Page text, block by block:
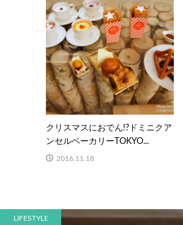
クリスマスにおでん!?ドミニクア
ンセルベーカリーTOKYO...
2016.11.18
LIFESTYLE